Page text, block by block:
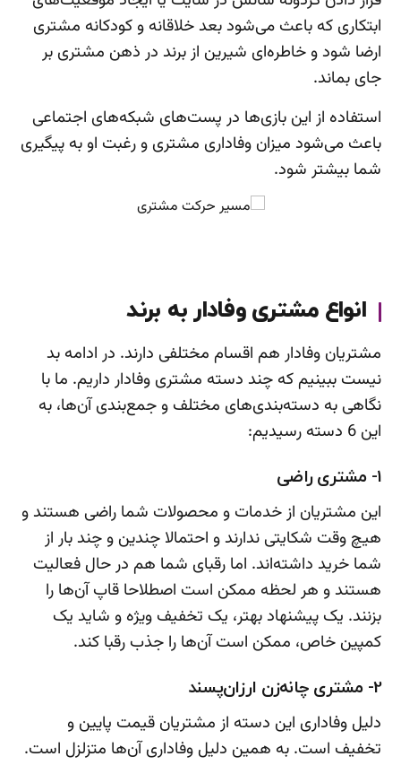
ابتکاری که باعث می‌شود بعد خلاقانه و کودکانه مشتری
ارضا شود و خاطره‌ای شیرین از برند در ذهن مشتری بر
جای بماند.
استفاده از این بازی‌ها در پست‌های شبکه‌های اجتماعی
باعث می‌شود میزان وفاداری مشتری و رغبت او به پیگیری
شما بیشتر شود.
انواع مشتری وفادار به برند
مشتریان وفادار هم اقسام مختلفی دارند. در ادامه بد
نیست ببینیم که چند دسته مشتری وفادار داریم. ما با
نگاهی به دسته‌بندی‌های مختلف و جمع‌بندی آن‌ها، به
این 6 دسته رسیدیم:
1- مشتری راضی
این مشتریان از خدمات و محصولات شما راضی هستند و
هیچ وقت شکایتی ندارند و احتمالا چندین و چند بار از
شما خرید داشته‌اند. اما رقبای شما هم در حال فعالیت
هستند و هر لحظه ممکن است اصطلاحا قاپ آن‌ها را
بزنند. یک پیشنهاد بهتر، یک تخفیف ویژه و شاید یک
کمپین خاص، ممکن است آن‌ها را جذب رقبا کند.
2- مشتری چانه‌زن ارزان‌پسند
دلیل وفاداری این دسته از مشتریان قیمت پایین و
تخفیف است. به همین دلیل وفاداری آن‌ها متزلزل است.